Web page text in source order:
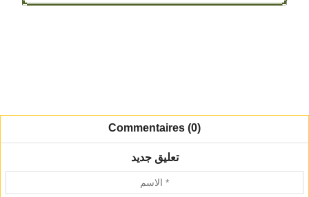
Commentaires (0)
تعليق جديد